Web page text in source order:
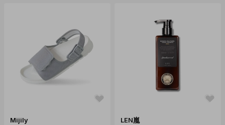
注意事項
► 適用年齡14歲以上
► 內含眾多小零件，請勿食用。
► DIY益智透明掛鎖此款是可以自行組裝拆解，而透明結構掛
鎖(葉片式)、(彈珠式)這2款是無法組裝拆解的。
Mijily
LEN嵐